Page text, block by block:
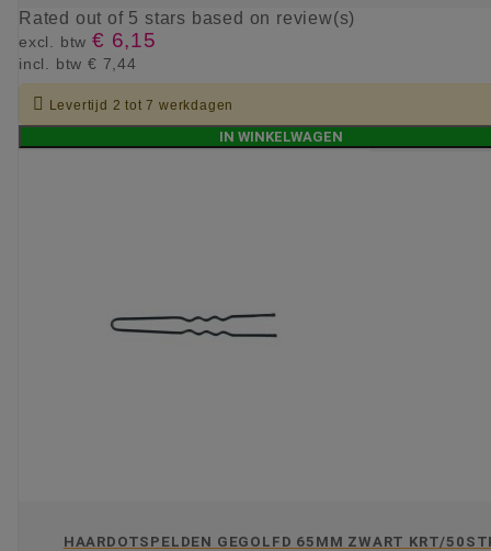
Rated out of 5 stars based on review(s)
excl. btw € 6,15
incl. btw € 7,44
 Levertijd 2 tot 7 werkdagen
IN WINKELWAGEN
HAARDOTSPELDEN GEGOLFD 65MM ZWART KRT/